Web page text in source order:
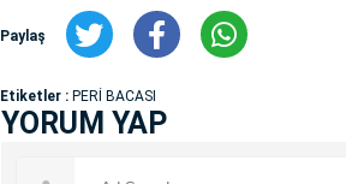
Paylaş
Etiketler : PERİ BACASI
YORUM YAP